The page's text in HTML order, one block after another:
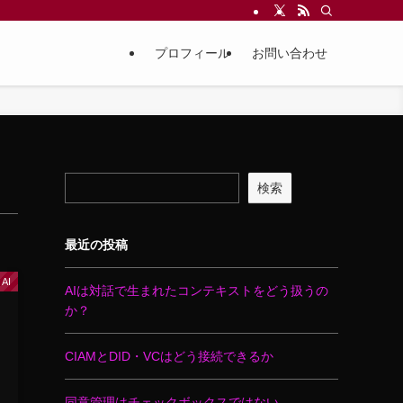
プロフィール お問い合わせ
AI
検索
最近の投稿
AIは対話で生まれたコンテキストをどう扱うの
か？
CIAMとDID・VCはどう接続できるか